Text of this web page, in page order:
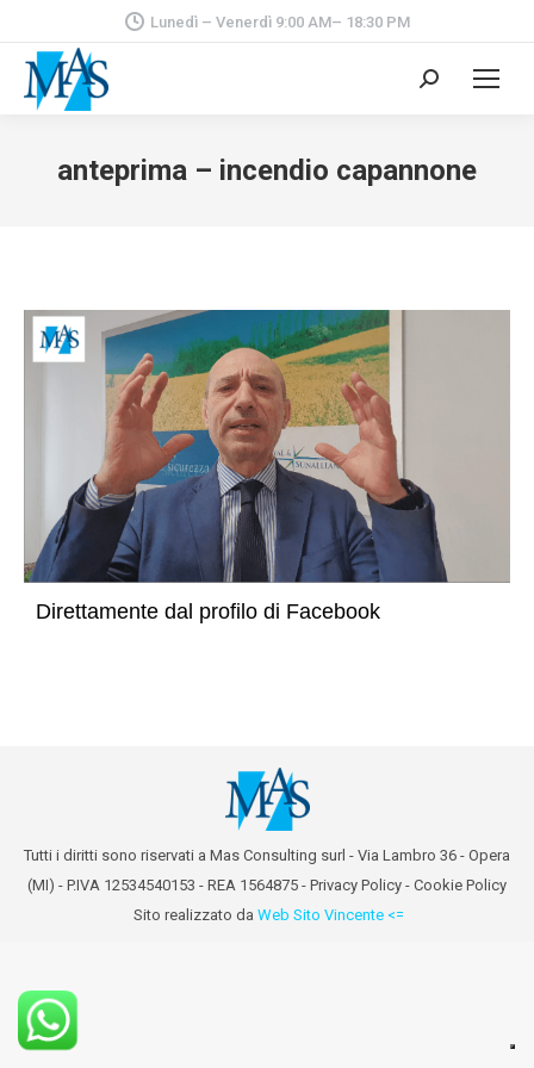
Lunedì – Venerdì 9:00 AM– 18:30 PM
Cerca:
anteprima – incendio capannone
Direttamente dal profilo di Facebook
Tutti i diritti sono riservati a Mas Consulting surl - Via Lambro 36 - Opera
(MI) - P.IVA 12534540153 - REA 1564875 - Privacy Policy - Cookie Policy
Sito realizzato da Web Sito Vincente <=